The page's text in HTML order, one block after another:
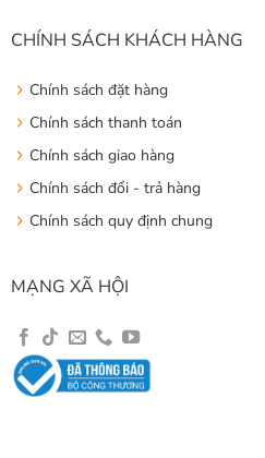
CHÍNH SÁCH KHÁCH HÀNG
Chính sách đặt hàng
Chính sách thanh toán
Chính sách giao hàng
Chính sách đổi - trả hàng
Chính sách quy định chung
MẠNG XÃ HỘI